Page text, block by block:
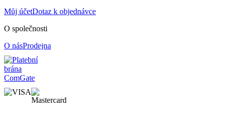
Můj účetDotaz k objednávce
O společnosti
O násProdejna